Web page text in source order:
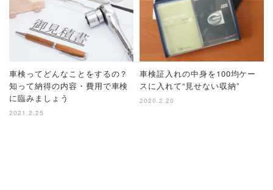
車検ってどんなことをするの？
知って納得の内容・費用で車検
に臨みましょう
2021.2.25
車検証入れの中身を100均ケー
スに入れて“見せない収納”
2020.2.20